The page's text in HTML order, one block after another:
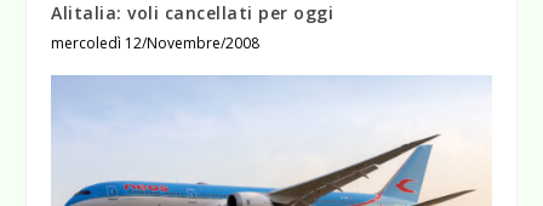
Alitalia: voli cancellati per oggi
mercoledì 12/Novembre/2008